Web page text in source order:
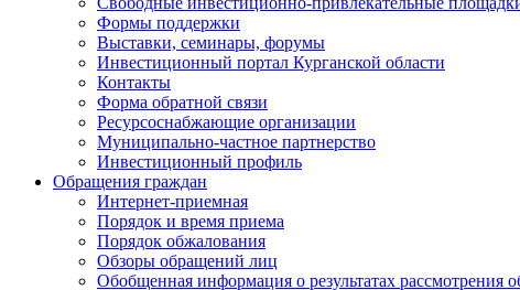
Формы поддержки
Выставки, семинары, форумы
Инвестиционный портал Курганской области
Контакты
Форма обратной связи
Ресурсоснабжающие организации
Муниципально-частное партнерство
Инвестиционный профиль
Обращения граждан
Интернет-приемная
Порядок и время приема
Порядок обжалования
Обзоры обращений лиц
Обобщенная информация о результатах